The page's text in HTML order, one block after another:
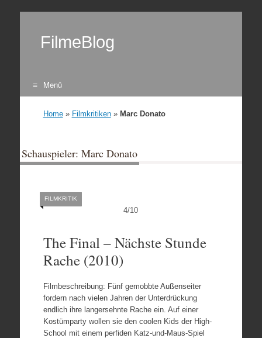
FilmeBlog
Menü
Home» Filmkritiken» Marc Donato
Schauspieler: Marc Donato
4/10
FILMKRITIK
The Final – Nächste Stunde
Rache (2010)
Filmbeschreibung: Fünf gemobbte Außenseiter
fordern nach vielen Jahren der Unterdrückung
endlich ihre langersehnte Rache ein. Auf einer
Kostümparty wollen sie den coolen Kids der High-
School mit einem perfiden Katz-und-Maus-Spiel